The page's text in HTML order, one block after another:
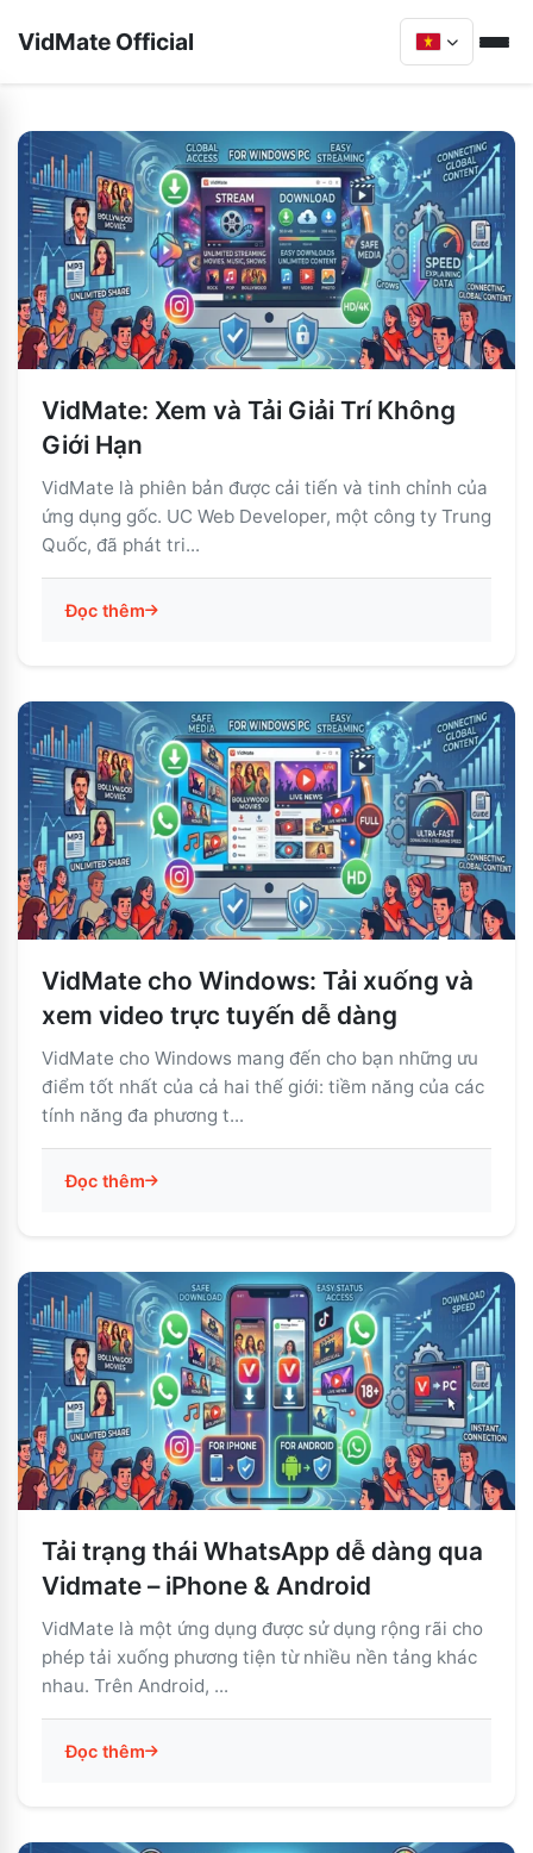
VidMate Official
VidMate: Xem và Tải Giải Trí Không
Giới Hạn
VidMate là phiên bản được cải tiến và tinh chỉnh của
ứng dụng gốc. UC Web Developer, một công ty Trung
Quốc, đã phát tri...
Đọc thêm
VidMate cho Windows: Tải xuống và
xem video trực tuyến dễ dàng
VidMate cho Windows mang đến cho bạn những ưu
điểm tốt nhất của cả hai thế giới: tiềm năng của các
tính năng đa phương t...
Đọc thêm
Tải trạng thái WhatsApp dễ dàng qua
Vidmate – iPhone & Android
VidMate là một ứng dụng được sử dụng rộng rãi cho
phép tải xuống phương tiện từ nhiều nền tảng khác
nhau. Trên Android, ...
Đọc thêm